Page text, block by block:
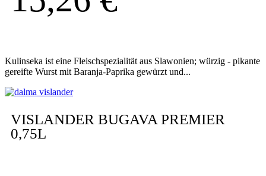
Kulinseka ist eine Fleischspezialität aus Slawonien; würzig - pikante
gereifte Wurst mit Baranja-Paprika gewürzt und...
VISLANDER BUGAVA PREMIER
0,75L